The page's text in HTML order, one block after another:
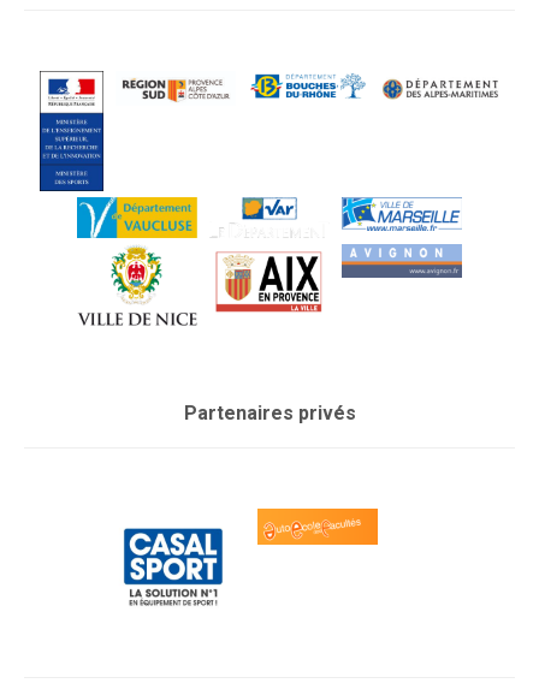
Partenaires privés